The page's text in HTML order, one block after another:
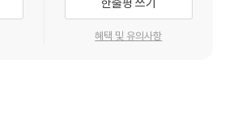
그리고 진짜 그림책이라는 산을 만나다.
세 번째 그림책을 출간했다. 하지만 고정순
혜택 및 유의사항